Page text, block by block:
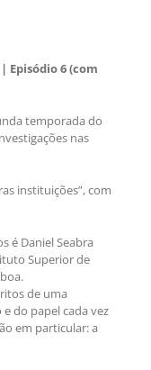
Episódio 6 (com
temporada do
nas
instituições”, com
é Daniel Seabra
Superior de
de uma
do papel cada vez
em particular: a